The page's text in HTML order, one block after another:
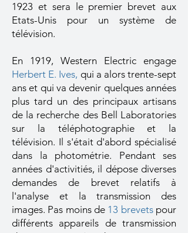
1923 et sera le premier brevet aux
Etats-Unis pour un système de
télévision.
En 1919, Western Electric engage
Herbert E. Ives, qui a alors trente-sept
ans et qui va devenir quelques années
plus tard un des principaux artisans
de la recherche des Bell Laboratories
sur la téléphotographie et la
télévision. Il s'était d'abord spécialisé
dans la photométrie. Pendant ses
années d'activitiés, il dépose diverses
demandes de brevet relatifs à
l'analyse et la transmission des
images. Pas moins de 13 brevetspour
différents appareils de transmission